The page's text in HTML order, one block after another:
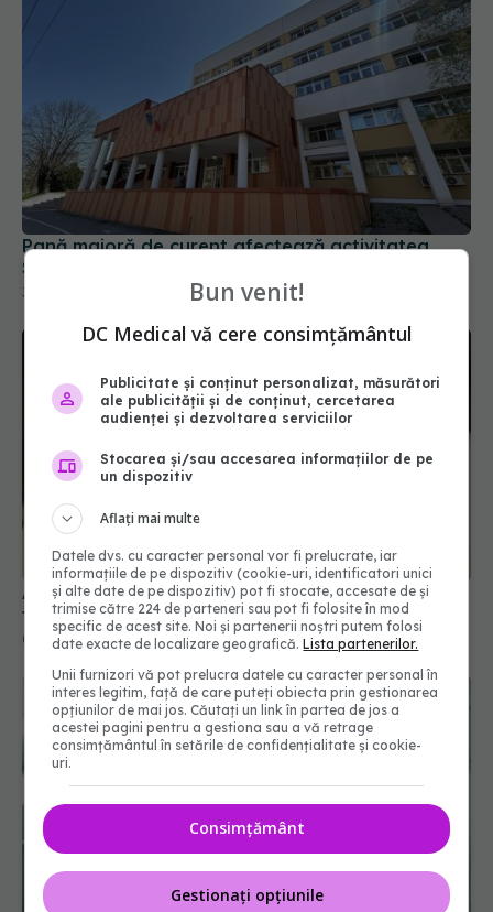
Pană majoră de curent afectează activitatea
Spitalului Județean, la Sibiu
31 iul 2026, 17:31
Alina Pușcău, diagnostic devastator! Am cinci
tumori și boala a ajuns la oase
04 aug 2026, 11:27
Din această toamnă, CNAS schimbă regulile
pentru consultațiile medicale. Ce se modifică
pentru pacienți
Bun venit!
DC Medical vă cere consimțământul
Publicitate și conținut personalizat, măsurători
ale publicității și de conținut, cercetarea
audienței și dezvoltarea serviciilor
Stocarea și/sau accesarea informațiilor de pe
un dispozitiv
Aflați mai multe
Datele dvs. cu caracter personal vor fi prelucrate, iar
informațiile de pe dispozitiv (cookie-uri, identificatori unici
și alte date de pe dispozitiv) pot fi stocate, accesate de și
trimise către 224 de parteneri sau pot fi folosite în mod
specific de acest site. Noi și partenerii noștri putem folosi
date exacte de localizare geografică.Lista partenerilor.
Unii furnizori vă pot prelucra datele cu caracter personal în
interes legitim, față de care puteți obiecta prin gestionarea
opțiunilor de mai jos. Căutați un link în partea de jos a
acestei pagini pentru a gestiona sau a vă retrage
consimțământul în setările de confidențialitate și cookie-
uri.
Consimțământ
Gestionați opțiunile